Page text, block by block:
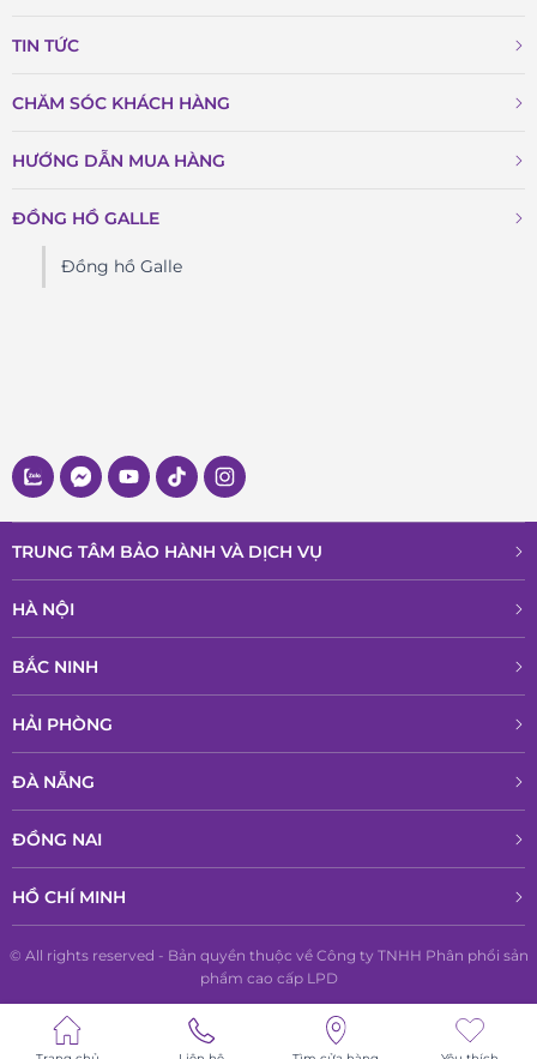
TIN TỨC
CHĂM SÓC KHÁCH HÀNG
HƯỚNG DẪN MUA HÀNG
ĐỒNG HỒ GALLE
Đồng hồ Galle
TRUNG TÂM BẢO HÀNH VÀ DỊCH VỤ
HÀ NỘI
BẮC NINH
HẢI PHÒNG
ĐÀ NẴNG
ĐỒNG NAI
HỒ CHÍ MINH
© All rights reserved - Bản quyền thuộc về Công ty TNHH Phân phổi sản
phẩm cao cấp LPD